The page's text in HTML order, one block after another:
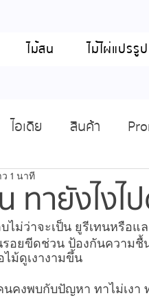
ไม้สน ไม้ไผ่แปรรูป
ไอเดีย สินค้า
ทายังไงไ
ว 1 นาที
ไม่ว่าจะเป็น ยูรีเทนหรือ
รอยขีดช่วน ป้องกันความ
ไม้ดูเงางามขึ้น
คงพบกับปัญหา ทาไม่เงา